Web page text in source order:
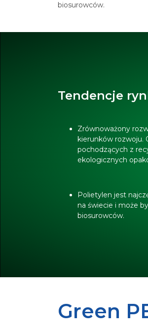
biosurowców.
Tendencje
Zrównoważony
kierunków rozwoju.
pochodzących z
ekologicznych
Polietylen jest
na świecie i może
biosurowców.
Green